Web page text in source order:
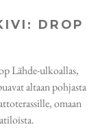
DROP
Lähde-ulkoallas,
altaan pohjasta
omaan